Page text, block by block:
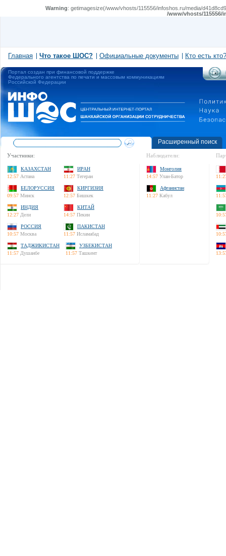
Warning: getimagesize(/www/vhosts/115556/infoshos.ru/media/
/www/vhosts/
Главная Что такое ШОС? Официальные документы Кто есть кто?
Портал создан при финансовой поддержке
Федерального агентства по печати и массовым коммуникациям
Российской Федерации
Расширенный поиск
Участники:
КАЗАХСТАН
12:57 Астана
ИРАН
11:27 Тегеран
БЕЛОРУССИЯ
09:57 Минск
КИРГИЗИЯ
12:57 Бишкек
ИНДИЯ
12:27 Дели
КИТАЙ
14:57 Пекин
РОССИЯ
10:57 Москва
ПАКИСТАН
11:57 Исламабад
ТАДЖИКИСТАН
11:57 Душанбе
УЗБЕКИСТАН
11:57 Ташкент
Наблюдатели:
Монголия
14:57 Улан-Батор
Афганистан
11:27 Кабул